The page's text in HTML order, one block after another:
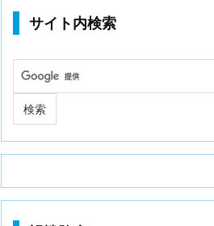
サイト内検索